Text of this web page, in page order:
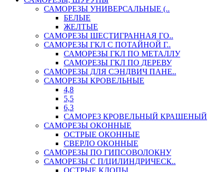
САМОРЕЗЫ УНИВЕРСАЛЬНЫЕ (..
БЕЛЫЕ
ЖЕЛТЫЕ
САМОРЕЗЫ ШЕСТИГРАННАЯ ГО..
САМОРЕЗЫ ГКЛ С ПОТАЙНОЙ Г..
САМОРЕЗЫ ГКЛ ПО МЕТАЛЛУ
САМОРЕЗЫ ГКЛ ПО ДЕРЕВУ
САМОРЕЗЫ ДЛЯ СЭНДВИЧ ПАНЕ..
САМОРЕЗЫ КРОВЕЛЬНЫЕ
4,8
5,5
6,3
САМОРЕЗ КРОВЕЛЬНЫЙ КРАШЕНЫЙ
САМОРЕЗЫ ОКОННЫЕ
ОСТРЫЕ ОКОННЫЕ
СВЕРЛО ОКОННЫЕ
САМОРЕЗЫ ПО ГИПСОВОЛОКНУ
САМОРЕЗЫ С П/ЦИЛИНДРИЧЕСК..
ОСТРЫЕ КЛОПЫ